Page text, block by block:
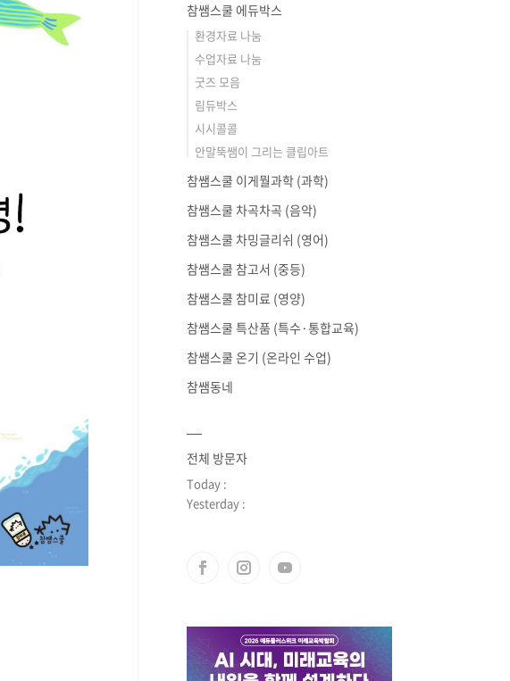
참쌤스쿨 에듀박스
환경자료 나눔
수업자료 나눔
굿즈 모음
림듀박스
시시콜콜
안말뚝쌤이 그리는 클립아트
참쌤스쿨 이게뭘과학 (과학)
참쌤스쿨 차곡차곡 (음악)
참쌤스쿨 차밍글리쉬 (영어)
참쌤스쿨 참고서 (중등)
참쌤스쿨 참미료 (영양)
참쌤스쿨 특산품 (특수·통합교육)
참쌤스쿨 온기 (온라인 수업)
참쌤동네
전체 방문자
Today :
Yesterday :